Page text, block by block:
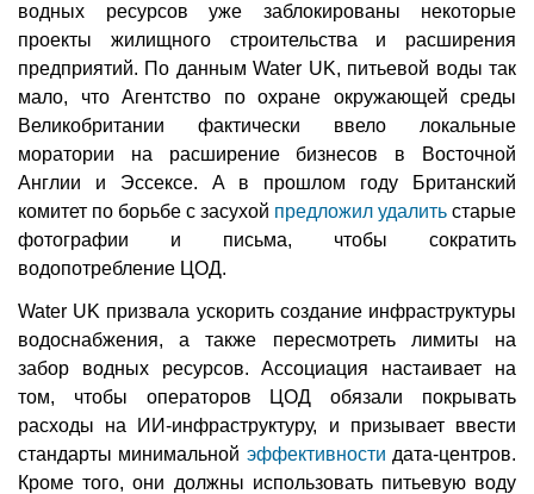
водных ресурсов уже заблокированы некоторые
проекты жилищного строительства и расширения
предприятий. По данным Water UK, питьевой воды так
мало, что Агентство по охране окружающей среды
Великобритании фактически ввело локальные
моратории на расширение бизнесов в Восточной
Англии и Эссексе. А в прошлом году Британский
комитет по борьбе с засухой предложил удалить старые
фотографии и письма, чтобы сократить
водопотребление ЦОД.
Water UK призвала ускорить создание инфраструктуры
водоснабжения, а также пересмотреть лимиты на
забор водных ресурсов. Ассоциация настаивает на
том, чтобы операторов ЦОД обязали покрывать
расходы на ИИ-инфраструктуру, и призывает ввести
стандарты минимальной эффективности дата-центров.
Кроме того, они должны использовать питьевую воду